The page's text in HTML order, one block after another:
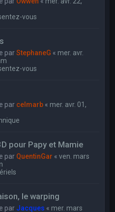
vous
parStephaneG « mer. avr.
vous
par celmarb « mer. avr. 01,
pour Papy et Mamie
par QuentinGar «ven. mars
le warping
par Jacques « mer. mars